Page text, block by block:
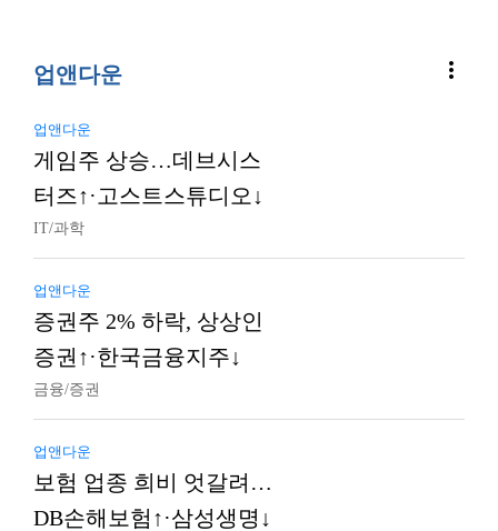
업앤다운 more_vert
업앤다운
게임주 상승…데브시스
터즈↑·고스트스튜디오↓
IT/과학
업앤다운
증권주 2% 하락, 상상인
증권↑·한국금융지주↓
금융/증권
업앤다운
보험 업종 희비 엇갈려…
DB손해보험↑·삼성생명↓